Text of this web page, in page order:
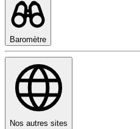
Baromètre
Nos autres sites